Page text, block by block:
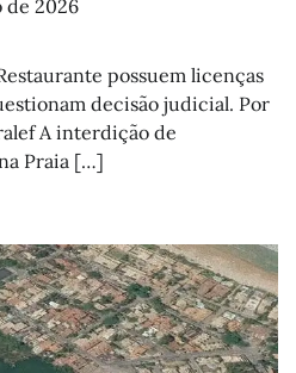
de 2026
possuem licenças
decisão judicial. Por
A interdição de
Praia […]